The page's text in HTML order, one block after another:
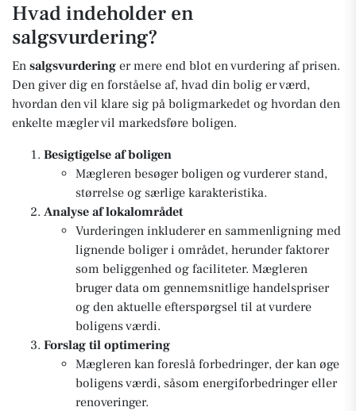
Hvad indeholder en
salgsvurdering?
En salgsvurdering er mere end blot en vurdering af prisen.
Den giver dig en forståelse af, hvad din bolig er værd,
hvordan den vil klare sig på boligmarkedet og hvordan den
enkelte mægler vil markedsføre boligen.
Besigtigelse af boligen
Mægleren besøger boligen og vurderer stand,
størrelse og særlige karakteristika.
Analyse af lokalområdet
Vurderingen inkluderer en sammenligning med
lignende boliger i området, herunder faktorer
som beliggenhed og faciliteter. Mægleren
bruger data om gennemsnitlige handelspriser
og den aktuelle efterspørgsel til at vurdere
boligens værdi.
Forslag til optimering
Mægleren kan foreslå forbedringer, der kan øge
boligens værdi, såsom energiforbedringer eller
renoveringer.